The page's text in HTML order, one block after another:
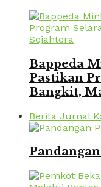
Bappeda
Pastikan
Bangkit,
Berita Jurnal